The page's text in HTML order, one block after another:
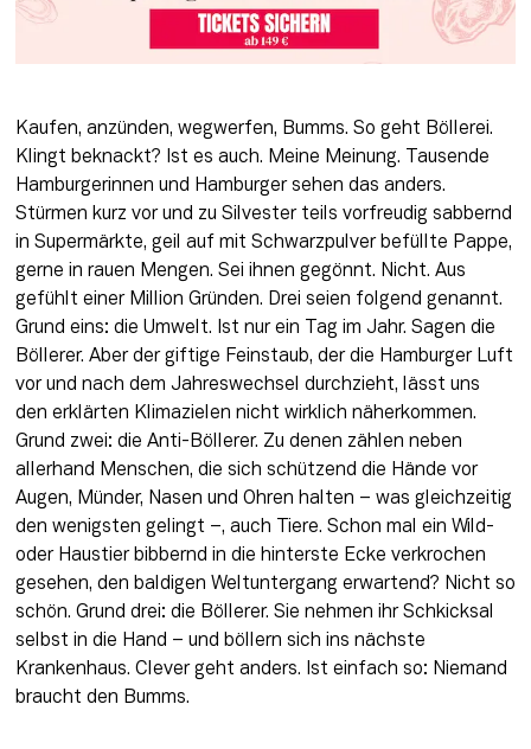
Kaufen, anzünden, wegwerfen, Bumms. So geht Böllerei.
Klingt beknackt? Ist es auch. Meine Meinung. Tausende
Hamburgerinnen und Hamburger sehen das anders.
Stürmen kurz vor und zu Silvester teils vorfreudig sabbernd
in Supermärkte, geil auf mit Schwarzpulver befüllte Pappe,
gerne in rauen Mengen. Sei ihnen gegönnt. Nicht. Aus
gefühlt einer Million Gründen. Drei seien folgend genannt.
Grund eins: die Umwelt. Ist nur ein Tag im Jahr. Sagen die
Böllerer. Aber der giftige Feinstaub, der die Hamburger Luft
vor und nach dem Jahreswechsel durchzieht, lässt uns
den erklärten Klimazielen nicht wirklich näherkommen.
Grund zwei: die Anti-Böllerer. Zu denen zählen neben
allerhand Menschen, die sich schützend die Hände vor
Augen, Münder, Nasen und Ohren halten – was gleichzeitig
den wenigsten gelingt –, auch Tiere. Schon mal ein Wild-
oder Haustier bibbernd in die hinterste Ecke verkrochen
gesehen, den baldigen Weltuntergang erwartend? Nicht so
schön. Grund drei: die Böllerer. Sie nehmen ihr Schkicksal
selbst in die Hand – und böllern sich ins nächste
Krankenhaus. Clever geht anders. Ist einfach so: Niemand
braucht den Bumms.